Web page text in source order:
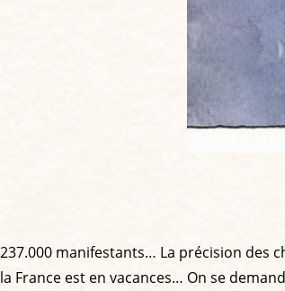
237.000 manifestants… La précision des
la France est en vacances… On se